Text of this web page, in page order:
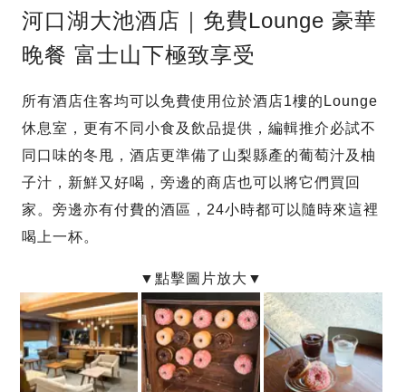
河口湖大池酒店｜免費Lounge 豪華
晚餐 富士山下極致享受
所有酒店住客均可以免費使用位於酒店1樓的Lounge
休息室，更有不同小食及飲品提供，編輯推介必試不
同口味的冬甩，酒店更準備了山梨縣產的葡萄汁及柚
子汁，新鮮又好喝，旁邊的商店也可以將它們買回
家。旁邊亦有付費的酒區，24小時都可以隨時來這裡
喝上一杯。